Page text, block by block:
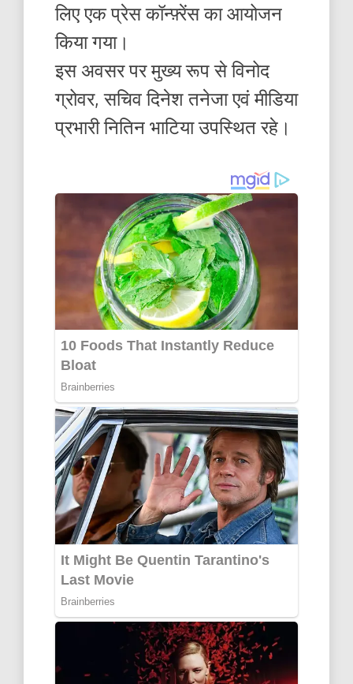
लिए एक प्रेस कॉन्फ़्रेंस का आयोजन
किया गया।
इस अवसर पर मुख्य रूप से विनोद
ग्रोवर, सचिव दिनेश तनेजा एवं मीडिया
प्रभारी नितिन भाटिया उपस्थित रहे।